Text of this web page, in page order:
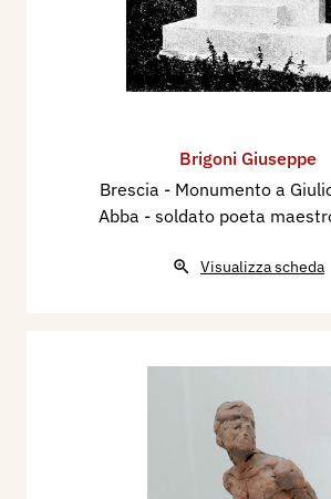
Brigoni Giuseppe
Brescia - Monumento a
Abba - soldato poeta
Visualizza scheda